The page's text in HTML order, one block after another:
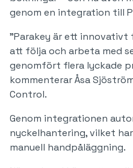
genom en integration till
"Parakey är ett
att följa och arbeta med
genomfört flera lyckade
kommenterar Åsa
Control.
Genom integrationen
nyckelhantering, vilket
manuell handpåläggning.